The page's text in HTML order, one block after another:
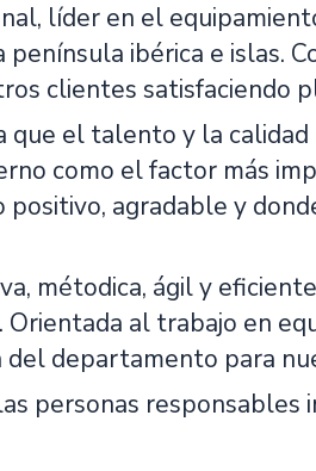
líder en el
ibérica e islas.
clientes satisfaciendo
que el talento y la
como el factor más
agradable y
métodica, ágil y
al trabajo en
departamento para
personas responsables